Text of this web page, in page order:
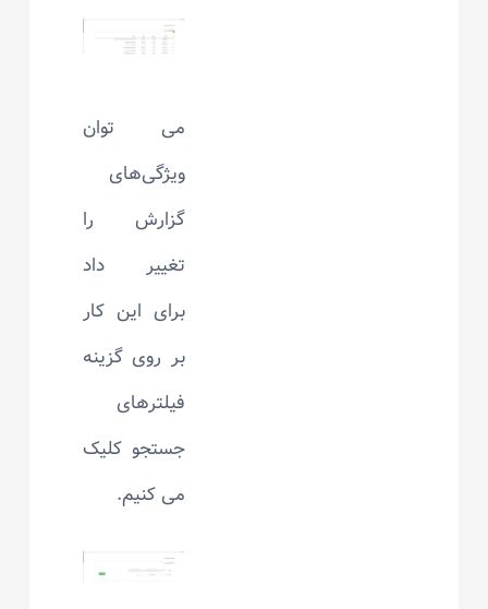
می توان
ویژگی‌های
گزارش را
تغییر داد
برای این کار
بر روی گزینه
فیلترهای
جستجو کلیک
می کنیم.